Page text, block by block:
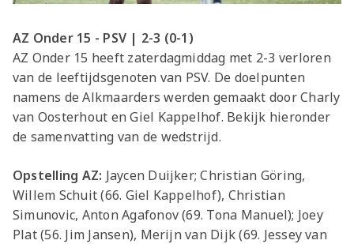
AZ Onder 15 - PSV | 2-3 (0-1)
AZ Onder 15 heeft zaterdagmiddag met 2-3 verloren
van de leeftijdsgenoten van PSV. De doelpunten
namens de Alkmaarders werden gemaakt door Charly
van Oosterhout en Giel Kappelhof. Bekijk hieronder
de samenvatting van de wedstrijd.
Opstelling AZ: Jaycen Duijker; Christian Göring,
Willem Schuit (66. Giel Kappelhof), Christian
Simunovic, Anton Agafonov (69. Tona Manuel); Joey
Plat (56. Jim Jansen), Merijn van Dijk (69. Jessey van